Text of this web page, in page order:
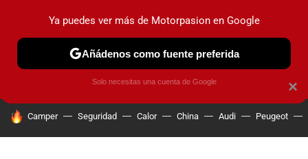
PRUEBAS COCHES ELÉCTRICOS OBSERVATORIO
HOY SE HABLA DE
Camper Seguridad Calor China Audi Peugeot
×
Ya puedes ver más de Motorpasion en Google
Añádenos como fuente preferida
Solo necesitas una cuenta de Google